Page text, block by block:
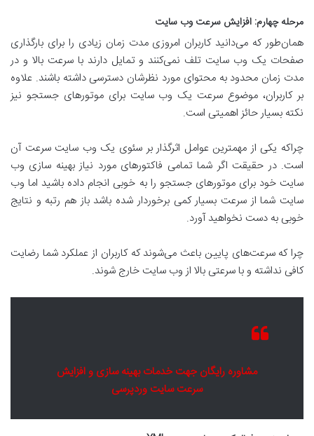
مرحله چهارم: افزایش سرعت وب سایت
همان‌طور که می‌دانید کاربران امروزی مدت زمان زیادی را برای بارگذاری
صفحات یک وب سایت تلف نمی‌کنند و تمایل دارند با سرعت بالا و در
مدت زمان محدود به محتوای مورد نظرشان دسترسی داشته باشند. علاوه
بر کاربران، موضوع سرعت یک وب سایت برای موتورهای جستجو نیز
نکته بسیار حائز اهمیتی است.
چراکه یکی از مهمترین عوامل اثرگذار بر سئوی یک وب سایت سرعت آن
است. در حقیقت اگر شما تمامی فاکتورهای مورد نیاز بهینه سازی وب
سایت خود برای موتورهای جستجو را به خوبی انجام داده باشید اما وب
سایت شما از سرعت بسیار کمی برخوردار شده باشد باز هم رتبه و نتایج
خوبی به دست نخواهید آورد.
چرا که سرعت‌های پایین باعث می‌شوند که کاربران از عملکرد شما رضایت
کافی نداشته و با سرعتی بالا از وب سایت خارج شوند.
مشاوره رایگان جهت خدمات بهینه سازی و افزایش
سرعت سایت وردپرسی